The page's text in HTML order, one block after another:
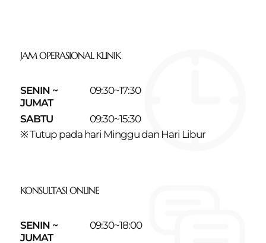
JAM OPERASIONAL KLINIK
SENIN ~
JUMAT
09:30~17:30
SABTU
09:30~15:30
※ Tutup pada hari Minggu dan Hari Libur
KONSULTASI ONLINE
SENIN ~
JUMAT
09:30~18:00